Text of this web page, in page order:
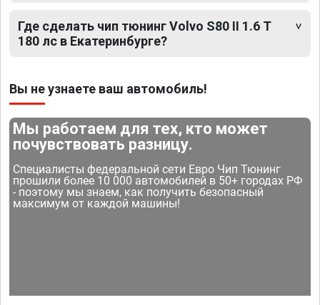
Где сделать чип тюнинг Volvo S80 II 1.6 T
180 лс в Екатеринбурге?
Вы не узнаете ваш автомобиль!
Мы работаем для тех, кто может
почувствовать разницу.
Специалисты федеральной сети Евро Чип Тюнинг
прошили более 10 000 автомобилей в 50+ городах РФ
- поэтому мы знаем, как получить безопасный
максимум от каждой машины!